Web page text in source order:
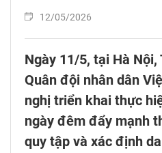
12/05/2026
Ngày 11/5, tại Hà Nội,
Quân đội nhân dân
nghị triển khai thực
ngày đêm đẩy mạnh
quy tập và xác định